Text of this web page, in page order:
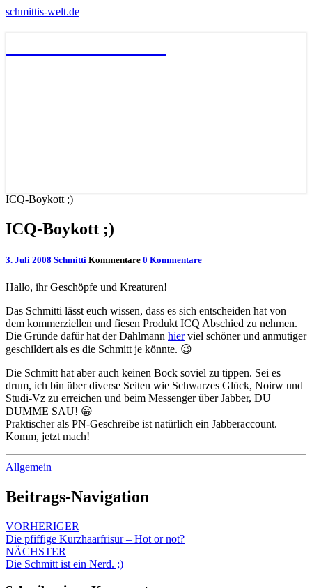
schmittis-welt.de
ICQ-Boykott ;)
ICQ-Boykott ;)
3. Juli 2008 Schmitti Kommentare 0 Kommentare
Hallo, ihr Geschöpfe und Kreaturen!
Das Schmitti lässt euch wissen, dass es sich entscheiden hat von
dem kommerziellen und fiesen Produkt ICQ Abschied zu nehmen.
Die Gründe dafür hat der Dahlmann hierviel schöner und anmutiger
geschildert als es die Schmitt je könnte. 😉
Die Schmitt hat aber auch keinen Bock soviel zu tippen. Sei es
drum, ich bin über diverse Seiten wie Schwarzes Glück, Noirw und
Studi-Vz zu erreichen und beim Messenger über Jabber, DU
DUMME SAU! 😀
Praktischer als PN-Geschreibe ist natürlich ein Jabberaccount.
Komm, jetzt mach!
Allgemein
Beitrags-Navigation
VORHERIGER
Die pfiffige Kurzhaarfrisur – Hot or not?
NÄCHSTER
Die Schmitt ist ein Nerd. ;)